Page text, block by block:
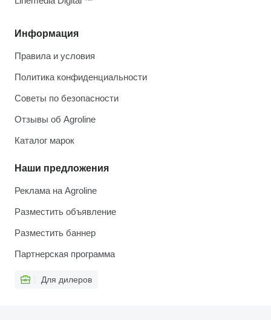
Информация
Правила и условия
Политика конфиденциальности
Советы по безопасности
Отзывы об Agroline
Каталог марок
Наши предложения
Реклама на Agroline
Разместить объявление
Разместить баннер
Партнерская программа
Для дилеров